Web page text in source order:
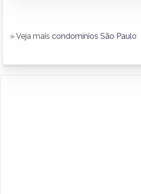
» Veja mais condomínios São Paulo